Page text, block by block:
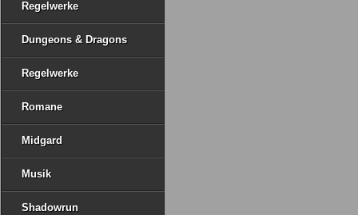
Regelwerke
Dungeons & Dragons
Regelwerke
Romane
Midgard
Musik
Shadowrun